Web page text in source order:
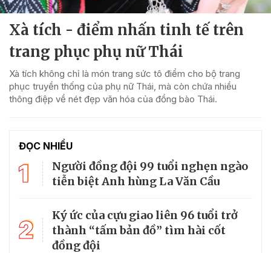
Xà tích - điểm nhấn tinh tế trên
trang phục phụ nữ Thái
Xà tích không chỉ là món trang sức tô điểm cho bộ trang
phục truyền thống của phụ nữ Thái, mà còn chứa nhiều
thông điệp về nét đẹp văn hóa của đồng bào Thái.
ĐỌC NHIỀU
1
Người đồng đội 99 tuổi nghẹn ngào
tiễn biệt Anh hùng La Văn Cầu
2
Ký ức của cựu giao liên 96 tuổi trở
thành “tấm bản đồ” tìm hài cốt
đồng đội